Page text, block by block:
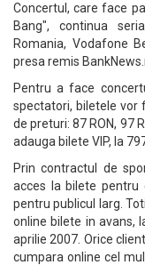
Concertul, care face
Bang", continua
Romania, Vodafone
presa remis
Pentru a face
spectatori, biletele vor
de preturi: 87 RON, 97
adauga bilete VIP, la 797
Prin contractul de
acces la bilete pentru
pentru publicul larg.
online bilete in avans,
aprilie 2007. Orice
cumpara online cel